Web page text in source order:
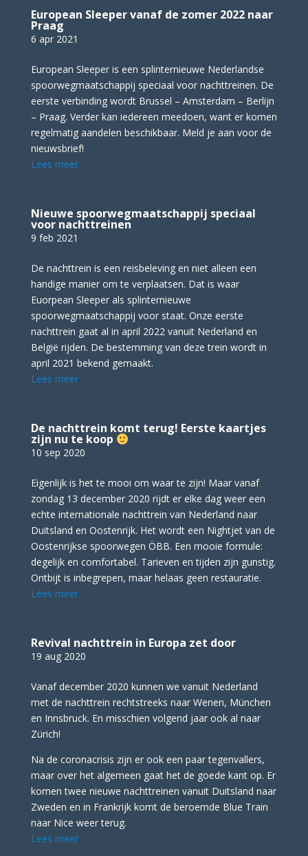
European Sleeper vanaf de zomer 2022 naar
Praag
6 apr 2021
European Sleeper is een splinternieuwe Nederlandse
spoorwegmaatschappij speciaal voor nachttreinen. De
eerste verbinding wordt Brussel – Amsterdam – Berlijn
– Praag. Verder kan iedereen meedoen, want er komen
regelmatig aandelen beschikbaar. Meld je aan voor de
nieuwsbrief!
Lees meer
Nieuwe spoorwegmaatschappij speciaal
voor nachttreinen
9 feb 2021
De nachttrein is een reisbeleving en niet alleen een
handige manier om te verplaatsen. Dat is waar
Euorpean Sleeper als splinternieuwe
spoorwegmaatschappij voor staat. Onze eerste
nachttrein gaat al in april 2022 vanuit Nederland en
België rijden. De bestemming van deze trein wordt in
april 2021 bekend gemaakt.
Lees meer
De nachttrein komt terug! Eerste kaartjes
zijn nu te koop
10 sep 2020
Eigenlijk is het te mooi om waar te zijn! Maar vanaf
zondag 13 december 2020 rijdt er elke dag weer een
echte internationale nachttrein van Nederland naar
Duitsland en Oostenrijk. Het wordt een Nightjet van de
Oostenrijkse spoorwegen ÖBB. Een mooie formule:
degelijk en comfortabel. Tarieven en tijden zijn gunstig.
Ontbijt is inbegrepen, maar helaas geen restauratie.
Lees meer
Revival nachttrein in Europa zet door
19 aug 2020
Vanaf december 2020 kunnen we vanuit Nederland
met de nachttrein rechtstreeks naar Wenen, München
en Innsbruck. En misschien volgend jaar ook al naar
Zürich!
Na de coronacrisis zijn er ook een paar tegenvallers,
maar over het algemeen gaat het de goede kant op. Er
komen twee nieuwe nachttreinen vanuit Duitsland naar
Zweden en in Frankrijk komt de beroemde Blue Train
naar Nice weer terug.
Lees meer